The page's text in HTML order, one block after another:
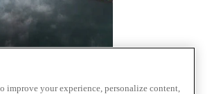
improve your experience, personalize content,